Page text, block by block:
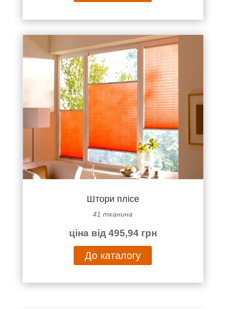
Штори плісе
41 тканина
ціна від 495,94 грн
До каталогу